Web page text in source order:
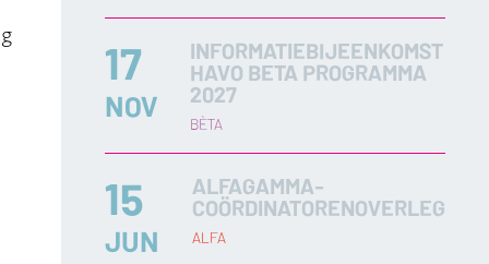
17
NOV
INFORMATIEBIJEENKOMST
HAVO BETA PROGRAMMA
2027
BÈTA
15
JUN
ALFAGAMMA-
COÖRDINATORENOVERLEG
ALFA